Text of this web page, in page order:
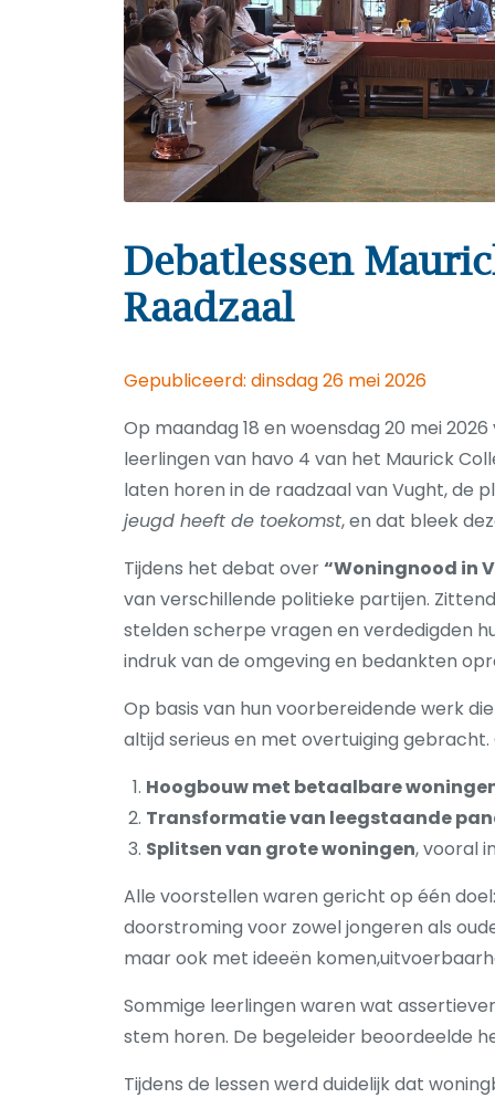
Debatlessen
Raadzaal
Gepubliceerd: dinsdag 26 mei 2026
Op maandag 18 en woensdag 20 mei
leerlingen van havo 4 van het Maurick
laten horen in de raadzaal van Vught, de
jeugd heeft de toekomst, en dat bleek
Tijdens het debat over“Woningnood in
van verschillende politieke partijen.
stelden scherpe vragen en verdedigden
indruk van de omgeving en bedankten
Op basis van hun voorbereidende werk
altijd serieus en met overtuiging gebracht.
Hoogbouw met betaalbare
Transformatie van leegstaande
Splitsen van grote woningen, vooral
Alle voorstellen waren gericht op één
doorstroming voor zowel jongeren als
maar ook met ideeën
Sommige leerlingen waren wat
stem horen. De begeleider beoordeelde
Tijdens de lessen werd duidelijk dat